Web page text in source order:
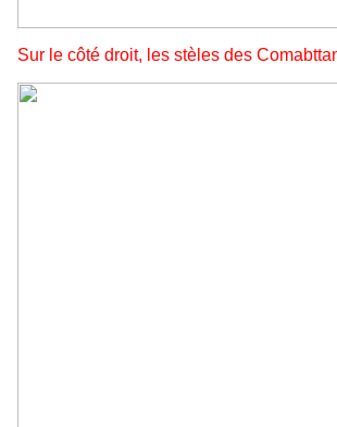
Sur le côté droit, les stèles des